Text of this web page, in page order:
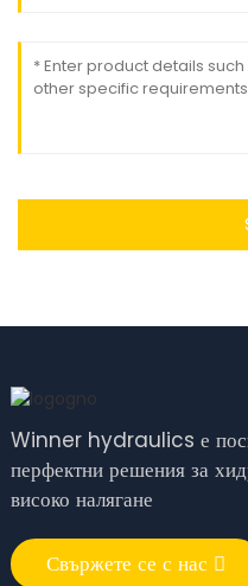
Winner hydraulics е
перфектни решения за
високо налягане
Свържете се с нас